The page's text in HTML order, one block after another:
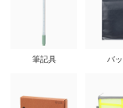
筆記具 バ